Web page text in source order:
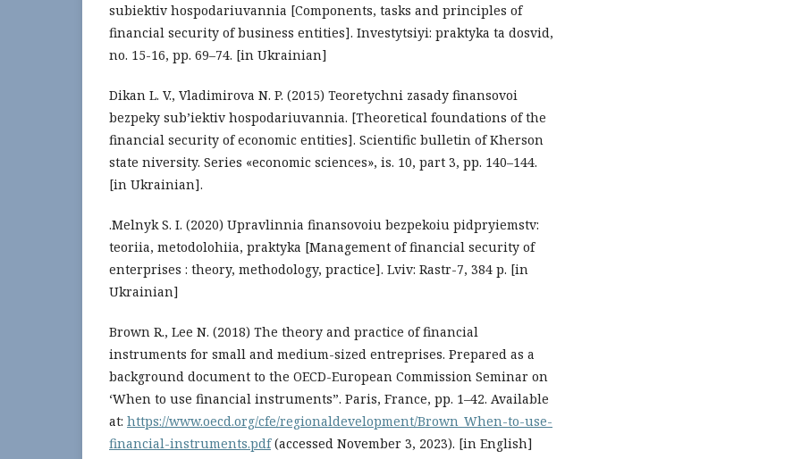
subiektiv hospodariuvannia [Components, tasks and principles of
financial security of business entities]. Investytsiyi: praktyka ta dosvid,
no. 15-16, pp. 69–74. [in Ukrainian]
Dikan L. V., Vladimirova N. P. (2015) Teoretychni zasady finansovoi
bezpeky sub’iektiv hospodariuvannia. [Theoretical foundations of the
financial security of economic entities]. Scientific bulletin of Kherson
state niversity. Series «economic sciences», is. 10, part 3, рр. 140–144.
[in Ukrainian].
.Melnyk S. I. (2020) Upravlinnia finansovoiu bezpekoiu pidpryiemstv:
teoriia, metodolohiia, praktyka [Management of financial security of
enterprises : theory, methodology, practice]. Lviv: Rastr-7, 384 р. [in
Ukrainian]
Brown R., Lee N. (2018) The theory and practice of financial
instruments for small and medium-sized entreprises. Рrepared as a
background document to the OECD-European Commission Seminar on
‘When to use financial instruments”. Paris, France, рр. 1–42. Available
at: https://www.oecd.org/cfe/regionaldevelopment/Brown_When-to-use-
financial-instruments.pdf(accessed November 3, 2023). [in English]